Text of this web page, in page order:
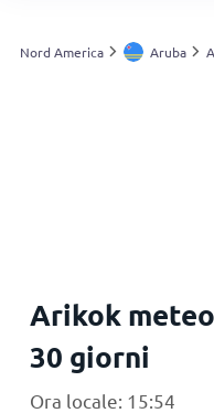
Svizzera
Nord America Aruba
Arikok
30 giorni
Ora locale: 15:54